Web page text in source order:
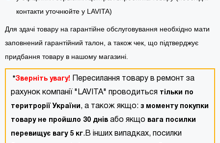
контакти уточнюйте у LAVITA)
Для здачі товару на гарантійне обслуговування необхідно мати
заповнений гарантійний талон, а також чек, що підтверджує
придбання товару в нашому магазині.
*Зверніть увагу!
Пересилання товару в ремонт за
рахунок компанії "LAVITA" проводиться тільки по
теритрорії України, а також якщо: з моменту покупки
товару не пройшло 30 днів або якщо вага посилки
перевищує вагу 5 кг.В інших випадках, посилки